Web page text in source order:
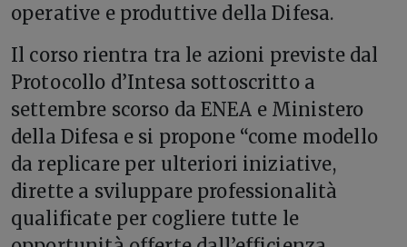
operative e produttive della Difesa.
Il corso rientra tra le azioni previste dal
Protocollo d’Intesa sottoscritto a
settembre scorso da ENEA e Ministero
della Difesa e si propone “come modello
da replicare per ulteriori iniziative,
dirette a sviluppare professionalità
qualificate per cogliere tutte le